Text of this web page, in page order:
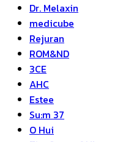
Dr. Melaxin
medicube
Rejuran
ROM&ND
3CE
AHC
Estee
Su:m 37
O Hui